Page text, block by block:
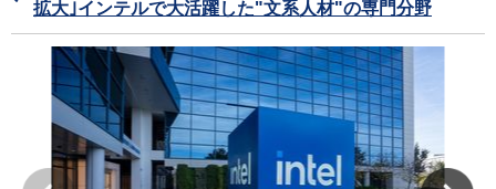
拡大｣インテルで大活躍した"文系人材"の専門分野